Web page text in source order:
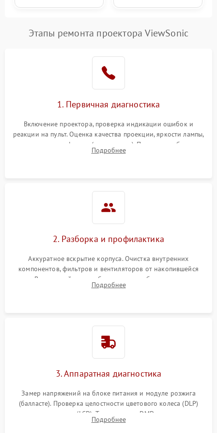
Этапы ремонта проектора ViewSonic
1. Первичная диагностика
Включение проектора, проверка индикации ошибок и
реакции на пульт. Оценка качества проекции, яркости лампы,
наличия артефактов (точки, пятна). Проверка работы
системы охлаждения по уровню шума вентиляторов.
Подробнее
2. Разборка и профилактика
Аккуратное вскрытие корпуса. Очистка внутренних
компонентов, фильтров и вентиляторов от накопившейся
пыли. Визуальный осмотр блока питания, балласта лампы и
материнской платы на наличие прогаров или вздутых
Подробнее
3. Аппаратная диагностика
Замер напряжений на блоке питания и модуле розжига
(балласте). Проверка целостности цветового колеса (DLP)
или поляризаторов (LCD). Тестирование DMD-чипа, датчиков
температуры и оптопар с помощью мультиметра и
Подробнее